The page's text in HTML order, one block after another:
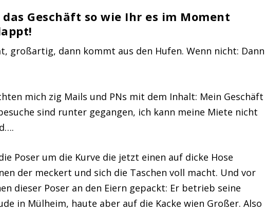
Geschäft so wie Ihr es im Moment
großartig, dann kommt aus den Hufen.Wenn nicht: Dann
mich zig Mails und PNs mit dem Inhalt: Mein Geschäft
sind runter gegangen, ich kann meine Miete nicht
Poser um die Kurve die jetzt einen auf dicke Hose
der meckert und sich die Taschen voll macht. Und vor
dieser Poser an den Eiern gepackt: Er betrieb seine
in Mülheim, haute aber auf die Kacke wien Großer. Also